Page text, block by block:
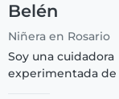
Belén
Niñera en Rosario
Soy una cuidadora
experimentada de